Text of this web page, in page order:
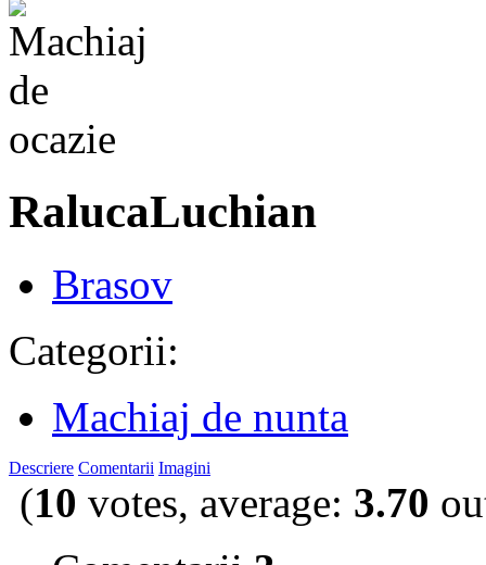
RalucaLuchian
Brasov
Categorii:
Machiaj de nunta
Descriere Comentarii Imagini
(10 votes, average: 3.70